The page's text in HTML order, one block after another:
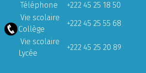
Téléphone
+222 45 25 18 50
Vie scolaire
Collège
+222 45 25 55 68
Vie scolaire
Lycée
+222 45 25 20 89